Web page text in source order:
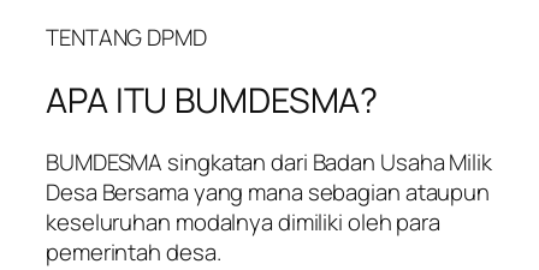
TENTANG DPMD
APA ITU BUMDESMA?
BUMDESMA singkatan dari Badan Usaha Milik
Desa Bersama yang mana sebagian ataupun
keseluruhan modalnya dimiliki oleh para
pemerintah desa.